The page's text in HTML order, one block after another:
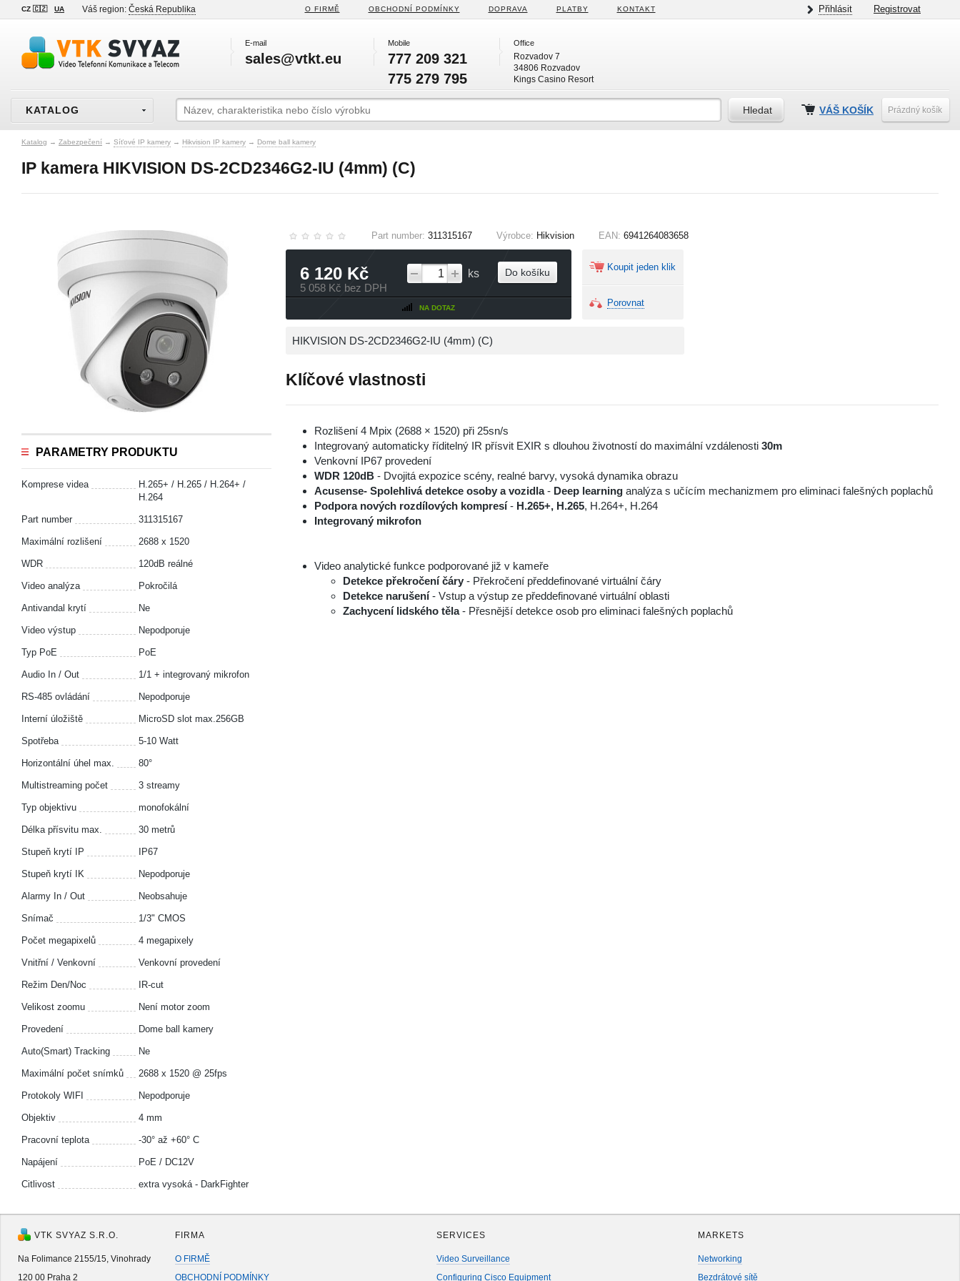
CZ 🇨🇿 UA Váš region: Česká Republika O FIRMĚ OBCHODNÍ PODMÍNKY DOPRAVA PLATBY KONTAKT Přihlásit Registrovat
E-mail
sales@vtkt.eu
Mobile
777 209 321
775 279 795
Office
Rozvadov 7
34806 Rozvadov
Kings Casino Resort
KATALOG VÁŠ KOŠÍK Prázdný košík
Katalog → Zabezpečení → Síťové IP kamery → Hikvision IP kamery → Dome ball kamery
IP kamera HIKVISION DS-2CD2346G2-IU (4mm) (C)
PARAMETRY PRODUKTU
Komprese videa
H.265+ / H.265 / H.264+ /
H.264
Part number 311315167
Maximální rozlišení 2688 x 1520
WDR 120dB reálné
Video analýza Pokročilá
Antivandal krytí Ne
Video výstup Nepodporuje
Typ PoE PoE
Audio In / Out 1/1 + integrovaný mikrofon
RS-485 ovládání Nepodporuje
Interní úložiště MicroSD slot max.256GB
Spotřeba 5-10 Watt
Horizontální úhel max. 80°
Multistreaming počet 3 streamy
Typ objektivu monofokální
Délka přísvitu max. 30 metrů
Stupeň krytí IP IP67
Stupeň krytí IK Nepodporuje
Alarmy In / Out Neobsahuje
Snímač 1/3" CMOS
Počet megapixelů 4 megapixely
Vnitřní / Venkovní Venkovní provedení
Režim Den/Noc IR-cut
Velikost zoomu Není motor zoom
Provedení Dome ball kamery
Auto(Smart) Tracking Ne
Maximální počet snímků 2688 x 1520 @ 25fps
Protokoly WIFI Nepodporuje
Objektiv 4 mm
Pracovní teplota -30° až +60° C
Napájení PoE / DC12V
Citlivost extra vysoká - DarkFighter
Part number: 311315167 Výrobce: Hikvision EAN: 6941264083658
6 120 Kč
5 058 Kč bez DPH
ks
NA DOTAZ
Do košíku Koupit jeden klik
Porovnat
HIKVISION DS-2CD2346G2-IU (4mm) (C)
Klíčové vlastnosti
Rozlišení 4 Mpix (2688 × 1520) při 25sn/s
Integrovaný automaticky říditelný IR přísvit EXIR s dlouhou životností do maximální vzdálenosti 30m
Venkovní IP67 provedení
WDR 120dB - Dvojitá expozice scény, realné barvy, vysoká dynamika obrazu
Acusense- Spolehlivá detekce osoby a vozidla- Deep learning analýza s učícím mechanizmem pro eliminaci falešných poplachů
Podpora nových rozdílových kompresí- H.265+, H.265, H.264+, H.264
Integrovaný mikrofon
Video analytické funkce podporované již v kameře
Detekce překročení čáry - Překročení předdefinované virtuální čáry
Detekce narušení- Vstup a výstup ze předdefinované virtuální oblasti
Zachycení lidského těla- Přesnější detekce osob pro eliminaci falešných poplachů
VTK SVYAZ S.R.O.
Na Folimance 2155/15, Vinohrady
120 00 Praha 2
FIRMA
O FIRMĚ
OBCHODNÍ PODMÍNKY
SERVICES
Video Surveillance
Configuring Cisco Equipment
MARKETS
Networking
Bezdrátové sítě